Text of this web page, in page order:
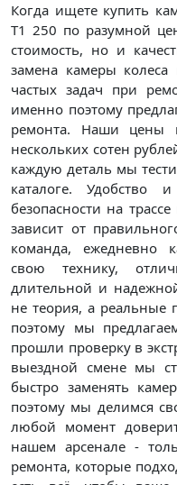
Когда ищете купить
T1 250 по разумной
стоимость, но и
замена камеры
частых задач при
именно поэтому
ремонта. Наши цены
нескольких сотен
каждую деталь мы
каталоге. Удобство
безопасности на
зависит от
команда, ежедневно
свою технику,
длительной и
не теория, а реальные
поэтому мы
прошли проверку в
выездной смене мы
быстро заменять
поэтому мы делимся
любой момент
нашем арсенале -
ремонта, которые